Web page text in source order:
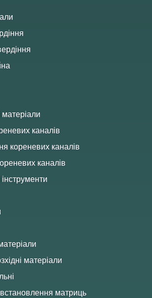
каналів
кореневих каналів
каналів
матеріали
матриць